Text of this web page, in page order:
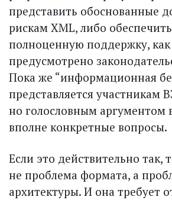
представить обоснованные
рискам XML, либо
полноценную поддержку, как
предусмотрено
Пока же “информационная
представляется участникам
но голословным аргументом
вполне конкретные вопросы.
Если это действительно так,
не проблема формата, а
архитектуры. И она требует